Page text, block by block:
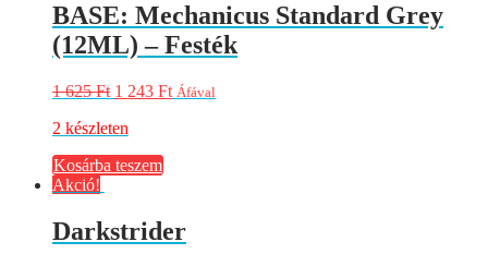
BASE: Mechanicus Standard Grey
(12ML) – Festék
1 625Ft 1 243 Ft Áfával
2 készleten
Kosárba teszem
Akció!
Darkstrider